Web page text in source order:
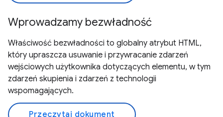
Wprowadzamy bezwładność
Właściwość bezwładności to globalny atrybut HTML,
który upraszcza usuwanie i przywracanie zdarzeń
wejściowych użytkownika dotyczących elementu, w tym
zdarzeń skupienia i zdarzeń z technologii
wspomagających.
Przeczytaj dokument